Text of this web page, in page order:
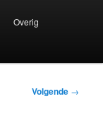
Overig
Volgende →